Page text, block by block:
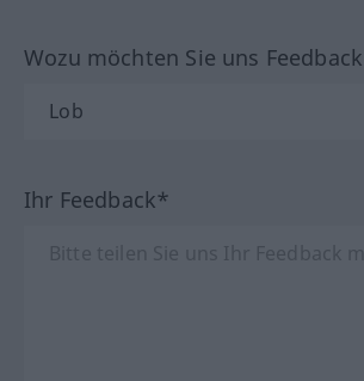
Wozu möchten Sie uns
Ihr Feedback*